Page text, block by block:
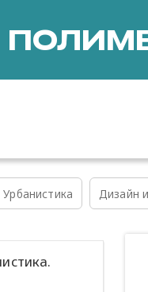
Урбанистика Дизайн